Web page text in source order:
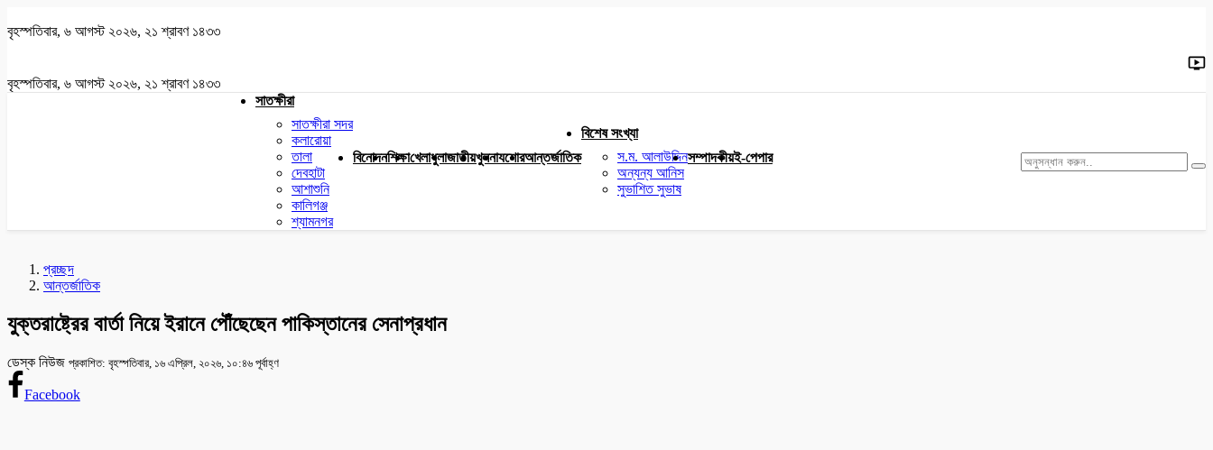
বৃহস্পতিবার, ৬ আগস্ট ২০২৬, ২১ শ্রাবণ ১৪৩৩
বৃহস্পতিবার, ৬ আগস্ট ২০২৬, ২১ শ্রাবণ ১৪৩৩
সাতক্ষীরা
সাতক্ষীরা সদর
কলারোয়া
তালা
দেবহাটা
আশাশুনি
কালিগঞ্জ
শ্যামনগর
বিনোদনশিক্ষাখেলাধুলাজাতীয়খুলনাযশোরআন্তর্জাতিক
বিশেষ সংখ্যা
স.ম. আলাউদ্দিন
অন্যন্য আনিস
সুভাশিত সুভাষ
সম্পাদকীয়ই-পেপার
প্রচ্ছদ
আন্তর্জাতিক
যুক্তরাষ্ট্রের বার্তা নিয়ে ইরানে পৌঁছেছেন পাকিস্তানের সেনাপ্রধান
ডেস্ক নিউজ প্রকাশিত: বৃহস্পতিবার, ১৬ এপ্রিল, ২০২৬, ১০:৪৬ পূর্বাহ্ণ
Facebook